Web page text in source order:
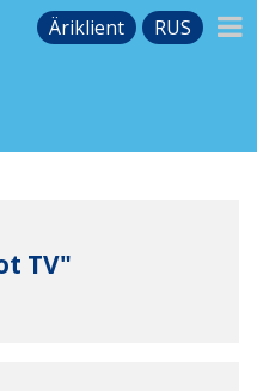
Äriklient RUS
TV"